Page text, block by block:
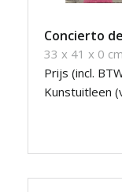
Concierto
33 x 41 x 0 cm
Prijs (incl.
Kunstuitleen